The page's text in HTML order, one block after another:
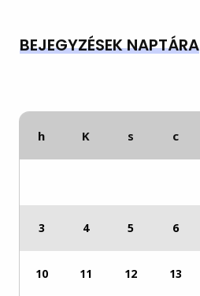
BEJEGYZÉSEK NAPTÁRA
h K s c
3 4 5 6
10 11 12 13